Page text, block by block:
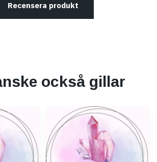
Recensera produkt
också gillar